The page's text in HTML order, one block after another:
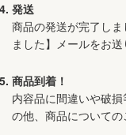
発送
商品の発送が完了し
ました】メールをお送
商品到着！
内容品に間違いや破
の他、商品について